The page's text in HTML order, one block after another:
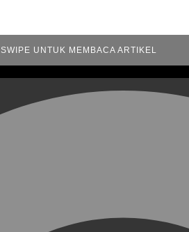
SWIPE UNTUK MEMBACA ARTIKEL